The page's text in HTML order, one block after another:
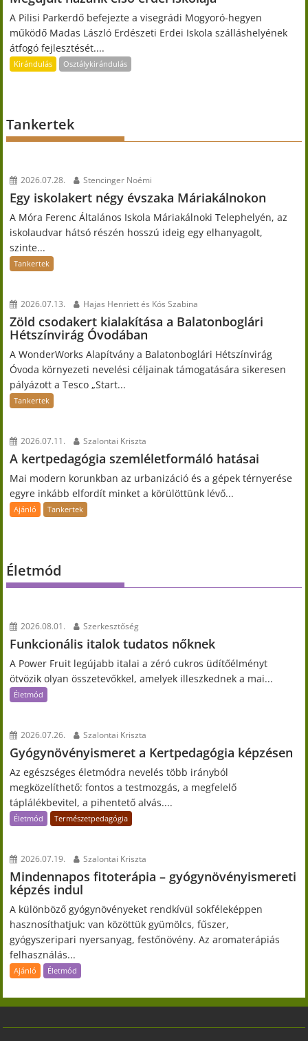
A Pilisi Parkerdő befejezte a visegrádi Mogyoró-hegyen
működő Madas László Erdészeti Erdei Iskola szálláshelyének
átfogó fejlesztését....
Kirándulás Osztálykirándulás
Tankertek
2026.07.28. Stencinger Noémi
Egy iskolakert négy évszaka Máriakálnokon
A Móra Ferenc Általános Iskola Máriakálnoki Telephelyén, az
iskolaudvar hátsó részén hosszú ideig egy elhanyagolt,
szinte...
Tankertek
2026.07.13. Hajas Henriett és Kós Szabina
Zöld csodakert kialakítása a Balatonboglári
Hétszínvirág Óvodában
A WonderWorks Alapítvány a Balatonboglári Hétszínvirág
Óvoda környezeti nevelési céljainak támogatására sikeresen
pályázott a Tesco „Start...
Tankertek
2026.07.11. Szalontai Kriszta
A kertpedagógia szemléletformáló hatásai
Mai modern korunkban az urbanizáció és a gépek térnyerése
egyre inkább elfordít minket a körülöttünk lévő...
Ajánló Tankertek
Életmód
2026.08.01. Szerkesztőség
Funkcionális italok tudatos nőknek
A Power Fruit legújabb italai a zéró cukros üdítőélményt
ötvözik olyan összetevőkkel, amelyek illeszkednek a mai...
Életmód
2026.07.26. Szalontai Kriszta
Gyógynövényismeret a Kertpedagógia képzésen
Az egészséges életmódra nevelés több irányból
megközelíthető: fontos a testmozgás, a megfelelő
táplálékbevitel, a pihentető alvás....
Életmód Természetpedagógia
2026.07.19. Szalontai Kriszta
Mindennapos fitoterápia – gyógynövényismereti
képzés indul
A különböző gyógynövényeket rendkívül sokféleképpen
hasznosíthatjuk: van közöttük gyümölcs, fűszer,
gyógyszeripari nyersanyag, festőnövény. Az aromaterápiás
felhasználás...
Ajánló Életmód